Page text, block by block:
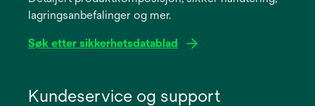
lagringsanbefalinger og mer.
Søk etter sikkerhetsdatablad
Kundeservice og support